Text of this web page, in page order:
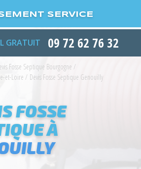
SERVICE
GRATUIT 09 72 62 76 32
Fosse Septique Bourgogne /
et-Loire / Devis Fosse Septique Genouilly
FOSSE
À